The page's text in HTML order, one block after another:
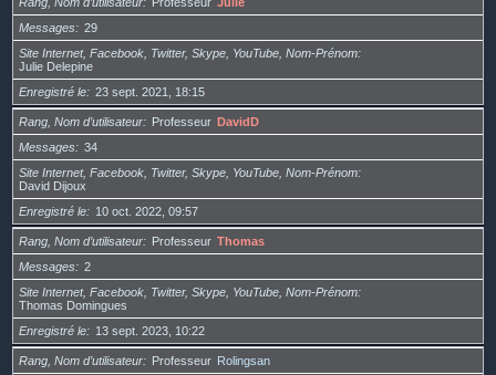
Messages
29
Site Internet, Facebook, Twitter, Skype, YouTube, Nom-Prénom
Julie Delepine
Enregistré le
23 sept. 2021, 18:15
Rang, Nom d’utilisateur Professeur DavidD
Messages
34
Site Internet, Facebook, Twitter, Skype, YouTube, Nom-Prénom
David Dijoux
Enregistré le
10 oct. 2022, 09:57
Rang, Nom d’utilisateur Professeur Thomas
Messages
2
Site Internet, Facebook, Twitter, Skype, YouTube, Nom-Prénom
Thomas Domingues
Enregistré le
13 sept. 2023, 10:22
Rang, Nom d’utilisateur Professeur Rolingsan